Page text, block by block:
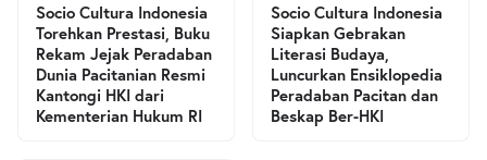
Socio Cultura Indonesia
Torehkan Prestasi, Buku
Rekam Jejak Peradaban
Dunia Pacitanian Resmi
Kantongi HKI dari
Kementerian Hukum RI
Socio Cultura Indonesia
Siapkan Gebrakan
Literasi Budaya,
Luncurkan Ensiklopedia
Peradaban Pacitan dan
Beskap Ber-HKI